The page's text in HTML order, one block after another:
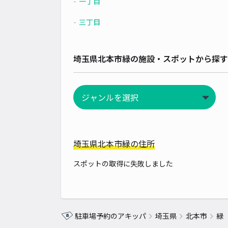
三丁目
埼玉県北本市緑の施設・スポットから探す
埼玉県北本市緑の住所
スポットの取得に失敗しました
駐車場予約のアキッパ 埼玉県 北本市 緑